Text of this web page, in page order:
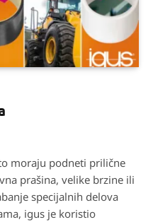
moraju podneti prilične
prašina, velike brzine ili
specijalnih delova
igus je koristio